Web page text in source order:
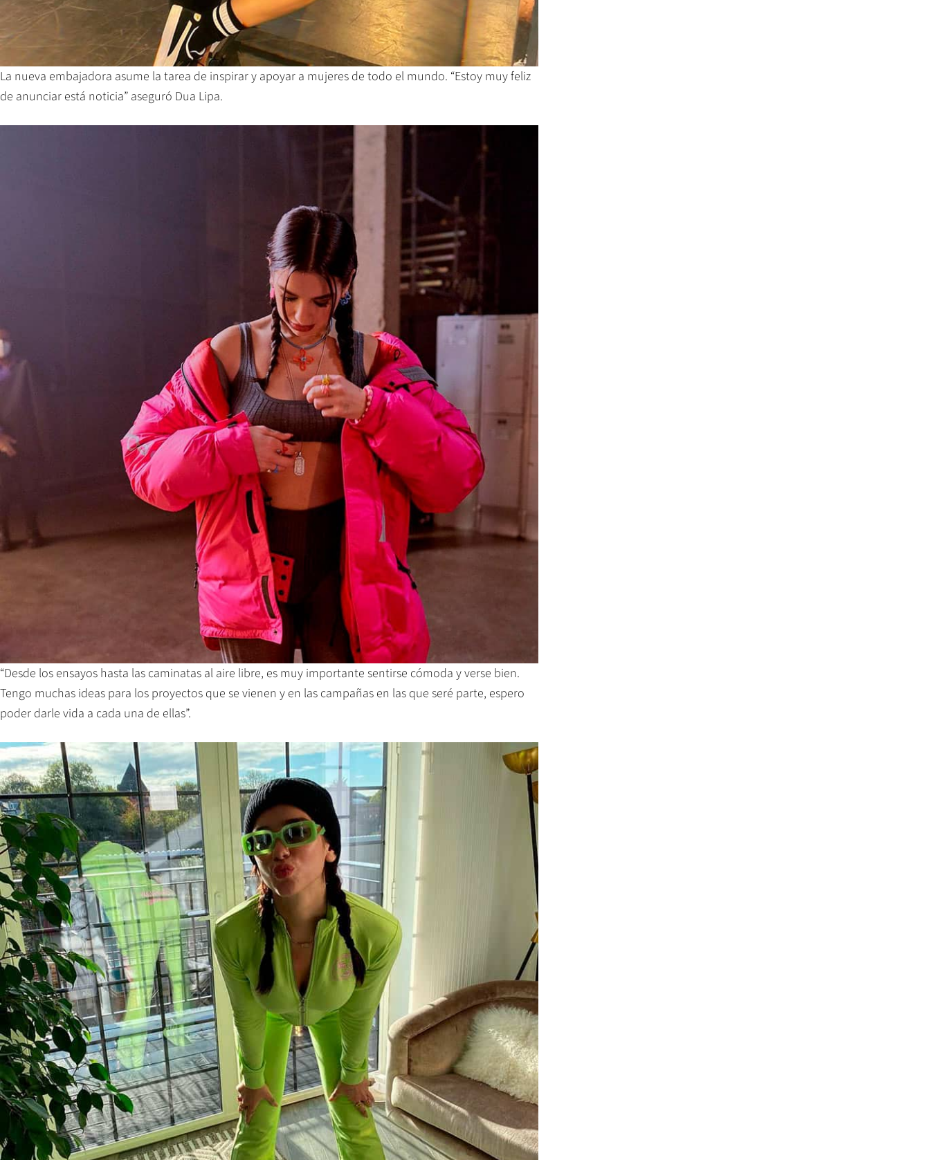
La nueva embajadora asume la tarea de inspirar y apoyar a mujeres de todo el mundo. “Estoy muy feliz
de anunciar está noticia” aseguró Dua Lipa.
“Desde los ensayos hasta las caminatas al aire libre, es muy importante sentirse cómoda y verse bien.
Tengo muchas ideas para los proyectos que se vienen y en las campañas en las que seré parte, espero
poder darle vida a cada una de ellas”.